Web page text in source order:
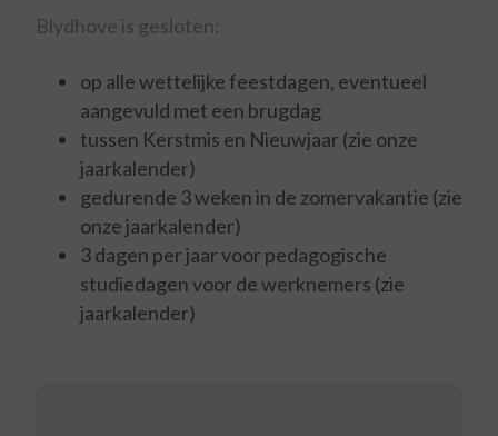
Blydhove is gesloten:
op alle wettelijke feestdagen, eventueel
aangevuld met een brugdag
tussen Kerstmis en Nieuwjaar (zie onze
jaarkalender)
gedurende 3 weken in de zomervakantie (zie
onze jaarkalender)
3 dagen per jaar voor pedagogische
studiedagen voor de werknemers (zie
jaarkalender)